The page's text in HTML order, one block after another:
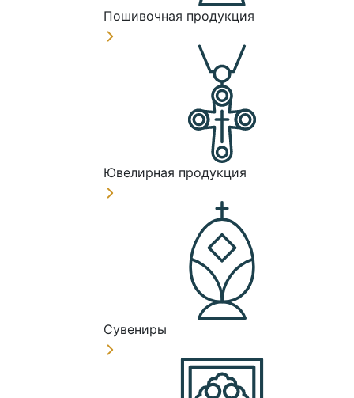
Пошивочная продукция
Ювелирная продукция
Сувениры